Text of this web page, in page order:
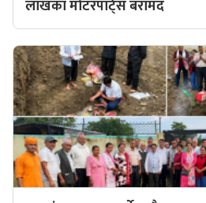
लाखका मोटरपार्ट्स बरामद